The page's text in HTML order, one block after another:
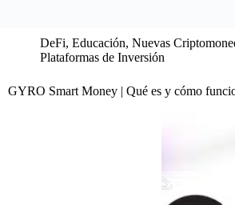
DeFi, Educación, Nuevas
Plataformas de Inversión
GYRO Smart Money | Qué es y cómo